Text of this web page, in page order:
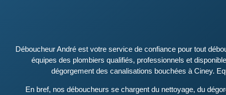
Déboucheur André est votre service de confiance pour tout
équipes des plombiers qualifiés, professionnels et
dégorgement des canalisations bouchées à Ciney.
En bref, nos déboucheurs se chargent du nettoyage, du